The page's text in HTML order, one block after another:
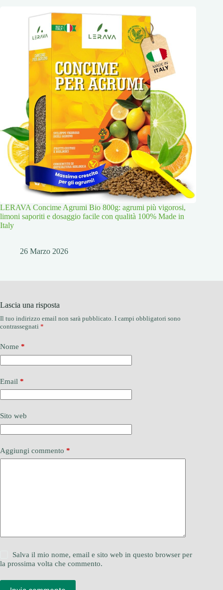
LERAVA Concime Agrumi Bio 800g: agrumi più vigorosi,
limoni saporiti e dosaggio facile con qualità 100% Made in
Italy
26 Marzo 2026
Lascia una risposta
Il tuo indirizzo email non sarà pubblicato. I campi obbligatori sono
contrassegnati *
Nome *
Email *
Sito web
Aggiungi commento *
Salva il mio nome, email e sito web in questo browser per
la prossima volta che commento.